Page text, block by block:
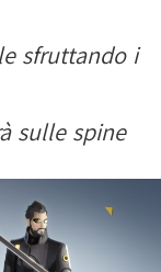
sfruttando i
sulle spine